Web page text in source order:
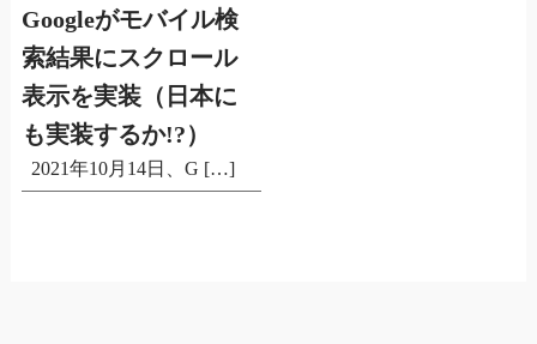
Googleがモバイル検
索結果にスクロール
表示を実装（日本に
も実装するか!?）
2021年10月14日、G […]